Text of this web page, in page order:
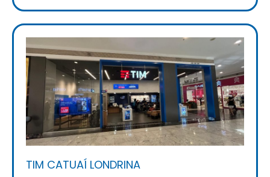
TIM CATUAÍ LONDRINA